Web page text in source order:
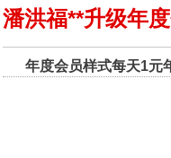
潘洪福**升级年
年度会员样式每天1元